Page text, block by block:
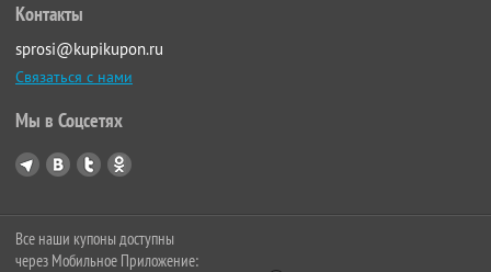
Контакты
sprosi@kupikupon.ru
Связаться с нами
Мы в Соцсетях
Все наши купоны доступны
через Мобильное Приложение: